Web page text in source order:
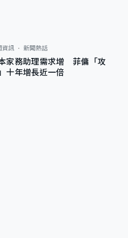
資訊 新聞熱話
家務助理需求增 菲傭「攻
十年增長近一倍